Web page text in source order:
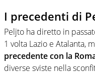
I precedenti di
Peljto ha diretto in
1 volta Lazio e Atalanta,
precedente con la
diverse sviste nella